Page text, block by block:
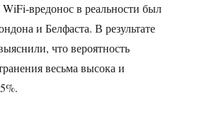
вредонос в реальности был
и Белфаста. В результате
что вероятность
весьма высока и